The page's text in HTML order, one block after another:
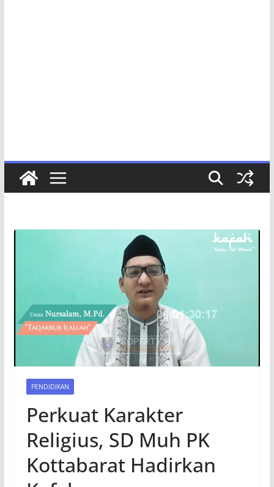
PENDIDIKAN
Perkuat Karakter
Religius, SD Muh PK
Kottabarat Hadirkan